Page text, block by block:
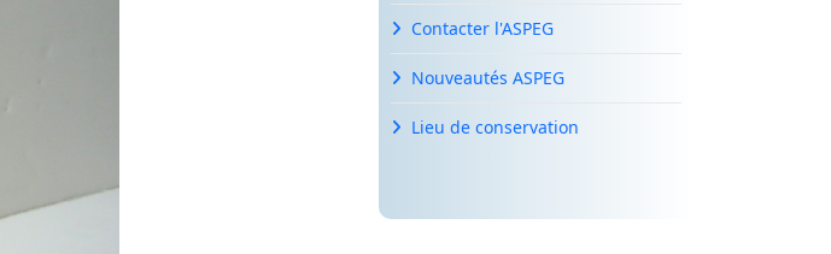
Contacter l'ASPEG
Nouveautés ASPEG
Lieu de conservation